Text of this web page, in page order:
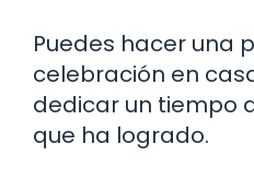
Puedes hacer una
celebración en
dedicar un tiempo
que ha logrado.